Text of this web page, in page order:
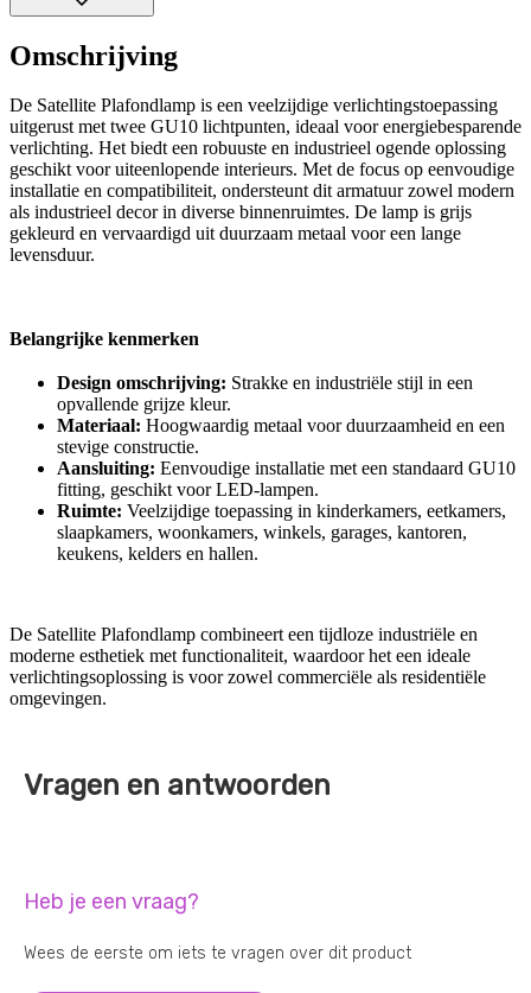
Omschrijving
De Satellite Plafondlamp is een veelzijdige verlichtingstoepassing
uitgerust met twee GU10 lichtpunten, ideaal voor energiebesparende
verlichting. Het biedt een robuuste en industrieel ogende oplossing
geschikt voor uiteenlopende interieurs. Met de focus op eenvoudige
installatie en compatibiliteit, ondersteunt dit armatuur zowel modern
als industrieel decor in diverse binnenruimtes. De lamp is grijs
gekleurd en vervaardigd uit duurzaam metaal voor een lange
levensduur.
Belangrijke kenmerken
Design omschrijving: Strakke en industriële stijl in een
opvallende grijze kleur.
Materiaal: Hoogwaardig metaal voor duurzaamheid en een
stevige constructie.
Aansluiting: Eenvoudige installatie met een standaard GU10
fitting, geschikt voor LED-lampen.
Ruimte: Veelzijdige toepassing in kinderkamers, eetkamers,
slaapkamers, woonkamers, winkels, garages, kantoren,
keukens, kelders en hallen.
De Satellite Plafondlamp combineert een tijdloze industriële en
moderne esthetiek met functionaliteit, waardoor het een ideale
verlichtingsoplossing is voor zowel commerciële als residentiële
omgevingen.
Vragen en antwoorden
Heb je een vraag?
Wees de eerste om iets te vragen over dit product